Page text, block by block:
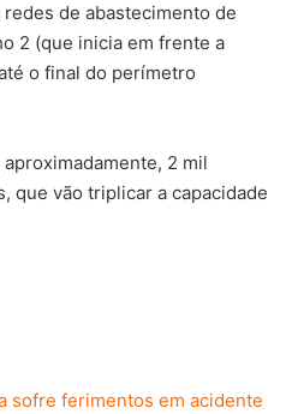
de abastecimento de
2 (que inicia em frente a
o final do perímetro
2 mil
que vão triplicar a capacidade
sofre ferimentos em acidente